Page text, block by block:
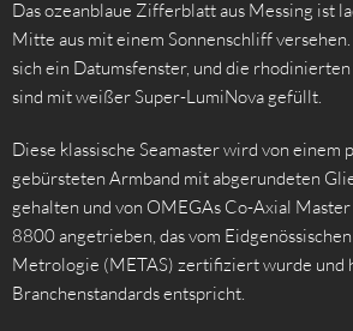
Das ozeanblaue Zifferblatt aus Messing ist
Mitte aus mit einem Sonnenschliff
sich ein Datumsfenster, und die
sind mit weißer Super-LumiNova gefüllt.
Diese klassische Seamaster wird von einem
gebürsteten Armband mit abgerundeten
gehalten und von OMEGAs Co-Axial
8800 angetrieben, das vom
Metrologie (METAS) zertifiziert wurde und
Branchenstandards entspricht.